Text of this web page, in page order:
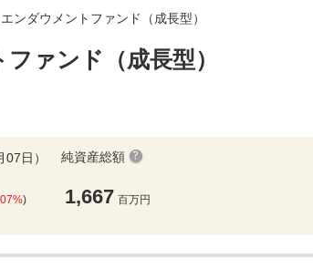
ンダウメントファンド（成長型）
ァンド（成長型）
日）
)
純資産総額
1,667 百万円